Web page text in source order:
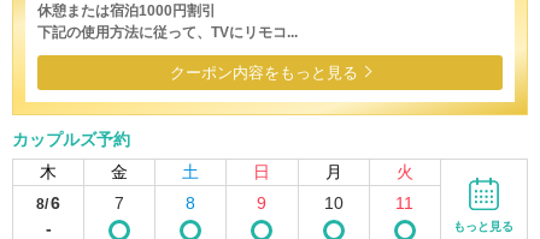
休憩または宿泊1000円割引
下記の使用方法に従って、TVにリモコ...
クーポン内容をもっと見る
カップルズ予約
木
金 土 日 月 火
8/6
-
7 8 9 10 11
もっと見る